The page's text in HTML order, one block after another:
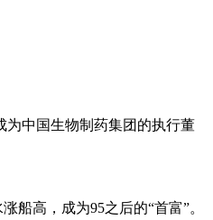
为中国生物制药集团的执行董
船高，成为95之后的“首富”。